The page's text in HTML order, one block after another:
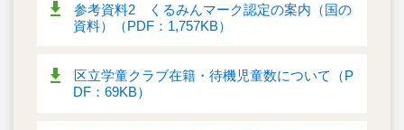
参考資料2 くるみんマーク認定の案内（国の
資料）（PDF：1,757KB）
区立学童クラブ在籍・待機児童数について（P
DF：69KB）